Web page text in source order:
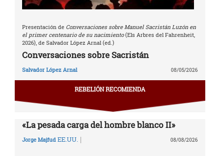
Presentación de Conversaciones sobre Manuel Sacristán Luzón en
el primer centenario de su nacimiento(Els Arbres del Fahrenheit,
2026), de Salvador López Arnal (ed.)
Conversaciones sobre Sacristán
Salvador López Arnal 08/05/2026
REBELIÓN RECOMIENDA
«La pesada carga del hombre blanco II»
Jorge Majfud EE.UU. | 08/08/2026